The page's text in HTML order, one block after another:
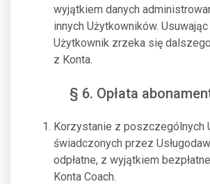
wyjątkiem danych
innych Użytkowników.
Użytkownik zrzeka się
z Konta.
§ 6. Opłata
Korzystanie z poszczególnych
świadczonych przez
odpłatne, z wyjątkiem
Konta Coach.